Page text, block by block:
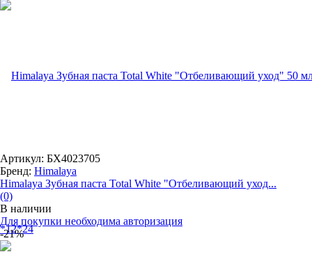
Артикул: БХ4023705
Бренд: Himalaya
Himalaya Зубная паста Total White "Отбеливающий уход...
(0)
В наличии
Для покупки необходима авторизация
-21%